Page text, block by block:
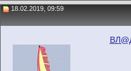
18.02.2019, 09:59